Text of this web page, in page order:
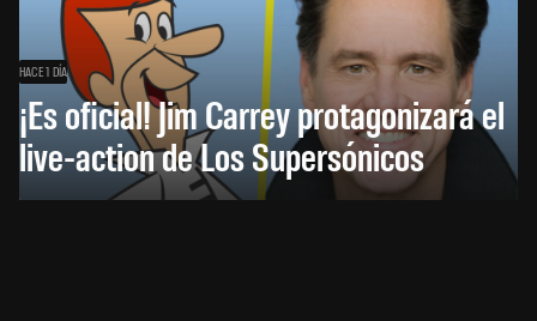
HACE 1 DÍA
¡Es oficial! Jim Carrey protagonizará el
live-action de Los Supersónicos